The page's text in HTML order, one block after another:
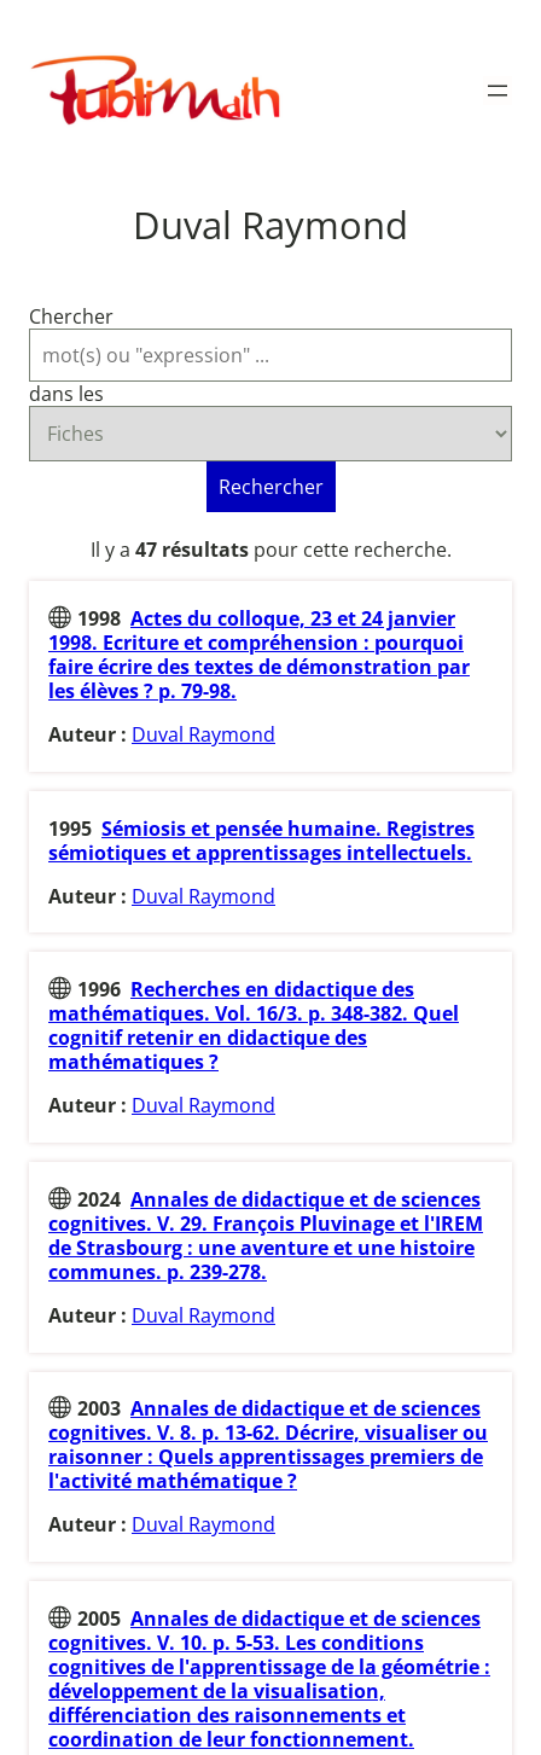
contenu
Publimath
Duval Raymond
Chercher
dans les
Rechercher
Il y a 47 résultatspour cette recherche.
1998 Actes du colloque, 23 et 24 janvier
1998. Ecriture et compréhension : pourquoi
faire écrire des textes de démonstration par
les élèves ? p. 79-98.
Auteur : Duval Raymond
1995 Sémiosis et pensée humaine. Registres
sémiotiques et apprentissages intellectuels.
Auteur : Duval Raymond
1996 Recherches en didactique des
mathématiques. Vol. 16/3. p. 348-382. Quel
cognitif retenir en didactique des
mathématiques ?
Auteur : Duval Raymond
2024 Annales de didactique et de sciences
cognitives. V. 29. François Pluvinage et l'IREM
de Strasbourg : une aventure et une histoire
communes. p. 239-278.
Auteur : Duval Raymond
2003 Annales de didactique et de sciences
cognitives. V. 8. p. 13-62. Décrire, visualiser ou
raisonner : Quels apprentissages premiers de
l'activité mathématique ?
Auteur : Duval Raymond
2005 Annales de didactique et de sciences
cognitives. V. 10. p. 5-53. Les conditions
cognitives de l'apprentissage de la géométrie :
développement de la visualisation,
différenciation des raisonnements et
coordination de leur fonctionnement.